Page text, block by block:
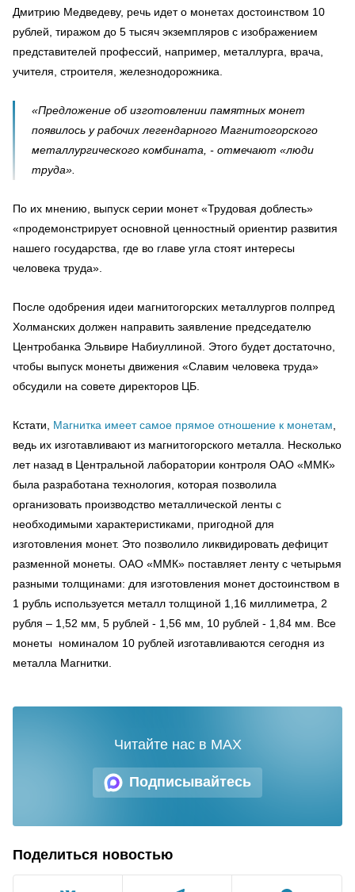
Дмитрию Медведеву, речь идет о монетах достоинством 10
рублей, тиражом до 5 тысяч экземпляров с изображением
представителей профессий, например, металлурга, врача,
учителя, строителя, железнодорожника.
«Предложение об изготовлении памятных монет
появилось у рабочих легендарного Магнитогорского
металлургического комбината, - отмечают «люди
труда».
По их мнению, выпуск серии монет «Трудовая доблесть»
«продемонстрирует основной ценностный ориентир развития
нашего государства, где во главе угла стоят интересы
человека труда».
После одобрения идеи магнитогорских металлургов полпред
Холманских должен направить заявление председателю
Центробанка Эльвире Набиуллиной. Этого будет достаточно,
чтобы выпуск монеты движения «Славим человека труда»
обсудили на совете директоров ЦБ.
Кстати, Магнитка имеет самое прямое отношение к монетам
ведь их изготавливают из магнитогорского металла. Несколько
лет назад в Центральной лаборатории контроля ОАО «ММК»
была разработана технология, которая позволила
организовать производство металлической ленты с
необходимыми характеристиками, пригодной для
изготовления монет. Это позволило ликвидировать дефицит
разменной монеты. ОАО «ММК» поставляет ленту с четырьмя
разными толщинами: для изготовления монет достоинством в
1 рубль используется металл толщиной 1,16 миллиметра, 2
рубля – 1,52 мм, 5 рублей - 1,56 мм, 10 рублей - 1,84 мм. Все
монеты номиналом 10 рублей изготавливаются сегодня из
металла Магнитки.
Подписывайтесь
Читайте нас в MAX
Поделиться новостью